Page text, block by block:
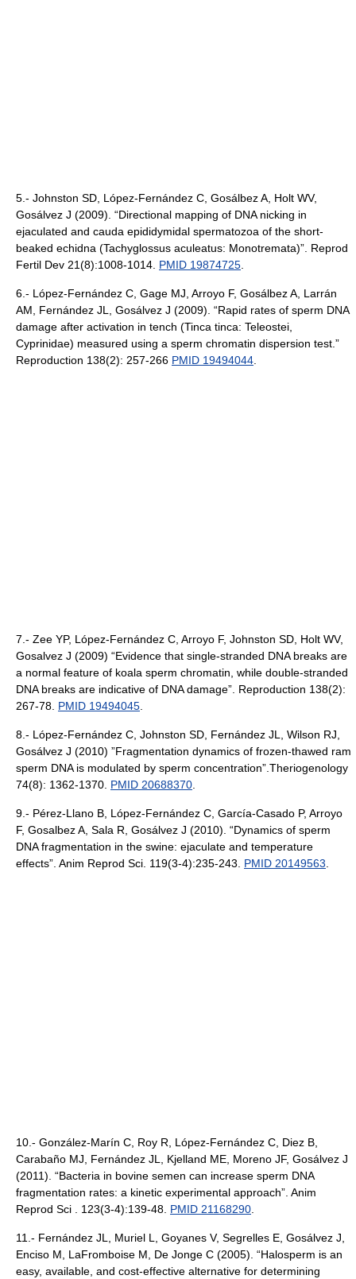
5.- Johnston SD, López-Fernández C, Gosálbez A, Holt WV,
Gosálvez J (2009). “Directional mapping of DNA nicking in
ejaculated and cauda epididymidal spermatozoa of the short-
beaked echidna (Tachyglossus aculeatus: Monotremata)”. Reprod
Fertil Dev 21(8):1008-1014. PMID 19874725.
6.- López-Fernández C, Gage MJ, Arroyo F, Gosálbez A, Larrán
AM, Fernández JL, Gosálvez J (2009). “Rapid rates of sperm DNA
damage after activation in tench (Tinca tinca: Teleostei,
Cyprinidae) measured using a sperm chromatin dispersion test.”
Reproduction 138(2): 257-266 PMID 19494044.
7.- Zee YP, López-Fernández C, Arroyo F, Johnston SD, Holt WV,
Gosalvez J (2009) “Evidence that single-stranded DNA breaks are
a normal feature of koala sperm chromatin, while double-stranded
DNA breaks are indicative of DNA damage”. Reproduction 138(2):
267-78. PMID 19494045.
8.- López-Fernández C, Johnston SD, Fernández JL, Wilson RJ,
Gosálvez J (2010) ”Fragmentation dynamics of frozen-thawed ram
sperm DNA is modulated by sperm concentration”.Theriogenology
74(8): 1362-1370. PMID 20688370.
9.- Pérez-Llano B, López-Fernández C, García-Casado P, Arroyo
F, Gosalbez A, Sala R, Gosálvez J (2010). “Dynamics of sperm
DNA fragmentation in the swine: ejaculate and temperature
effects”. Anim Reprod Sci. 119(3-4):235-243. PMID 20149563.
10.- González-Marín C, Roy R, López-Fernández C, Diez B,
Carabaño MJ, Fernández JL, Kjelland ME, Moreno JF, Gosálvez J
(2011). “Bacteria in bovine semen can increase sperm DNA
fragmentation rates: a kinetic experimental approach”. Anim
Reprod Sci . 123(3-4):139-48. PMID 21168290.
11.- Fernández JL, Muriel L, Goyanes V, Segrelles E, Gosálvez J,
Enciso M, LaFromboise M, De Jonge C (2005). “Halosperm is an
easy, available, and cost-effective alternative for determining